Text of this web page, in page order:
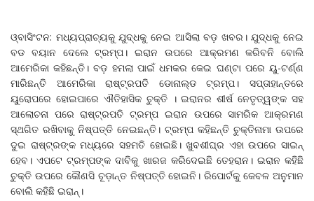
ଓ୍ବାସିଂଟନ: ମଧ୍ୟପ୍ରାଚ୍ୟକୁ ଯୁଦ୍ଧକୁ ନେଇ ଆସିଲା ବଡ଼ ଖବର। ଯୁଦ୍ଧକୁ ନେଇ
ବଡ ବୟାନ ଦେଲେ ଟ୍ରମ୍ପ। ଇରାନ ଉପରେ ଆକ୍ରମଣ କରିବନି ବୋଲି
ଆମେରିକା କହିଛନ୍ତି। ବଡ଼ ହମଲା ପାଇଁ ଧମକର କେଇ ଘଣ୍ଟା ପରେ ୟୁ-ଟର୍ଣ୍ଣ
ମାରିଛନ୍ତି ଆମେରିକା ରାଷ୍ଟ୍ରପତି ଡୋନାଲ୍ଡ ଟ୍ରମ୍ପ। ସପ୍ତାହାନ୍ତରେ
ୟୁରୋପରେ ହୋଇପାରେ ଐତିହାସିକ ଚୁକ୍ତି । ଇରାନର ଶୀର୍ଷ ନେତୃତ୍ୱଙ୍କ ସହ
ଆଲୋଚନା ପରେ ରାଷ୍ଟ୍ରପତି ଟ୍ରମ୍ପ ଇରାନ ଉପରେ ସାମରିକ ଆକ୍ରମଣ
ସ୍ଥଗିତ ରଖିବାକୁ ନିଷ୍ପତ୍ତି ନେଇଛନ୍ତି। ଟ୍ରମ୍ପ କହିଛନ୍ତି ଚୁକ୍ତିନାମା ଉପରେ
ଦୁଇ ରାଷ୍ଟ୍ରଙ୍କ ମଧ୍ୟରେ ସହମତି ହୋଇଛି। ଖୁବଶୀଘ୍ର ଏହା ଉପରେ ସାଇନ୍
ହେବ। ଏପଟେ ଟ୍ରମ୍ପଙ୍କ ଦାବିକୁ ଖାରଜ କରିଦେଇଛି ତେହରାନ। ଇରାନ କହିଛି
ଚୁକ୍ତି ଉପରେ କୌଣସି ଚୂଡ଼ାନ୍ତ ନିଷ୍ପତ୍ତି ହୋଇନି। ରିପୋର୍ଟକୁ କେବଳ ଅନୁମାନ
ବୋଲି କହିଛି ଇରାନ୍।